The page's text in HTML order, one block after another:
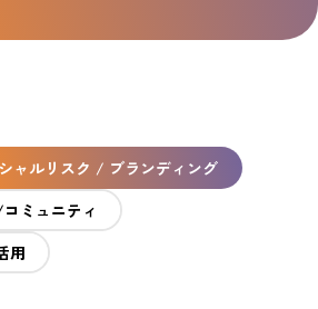
ャルリスク / ブランディング
ミュニティ
用